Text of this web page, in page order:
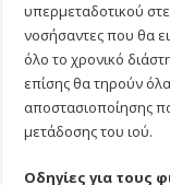
υπερμεταδοτικού
νοσήσαντες που θα
όλο το χρονικό
επίσης θα τηρούν
αποστασιοποίησης
μετάδοσης του ιού.
Οδηγίες για τους